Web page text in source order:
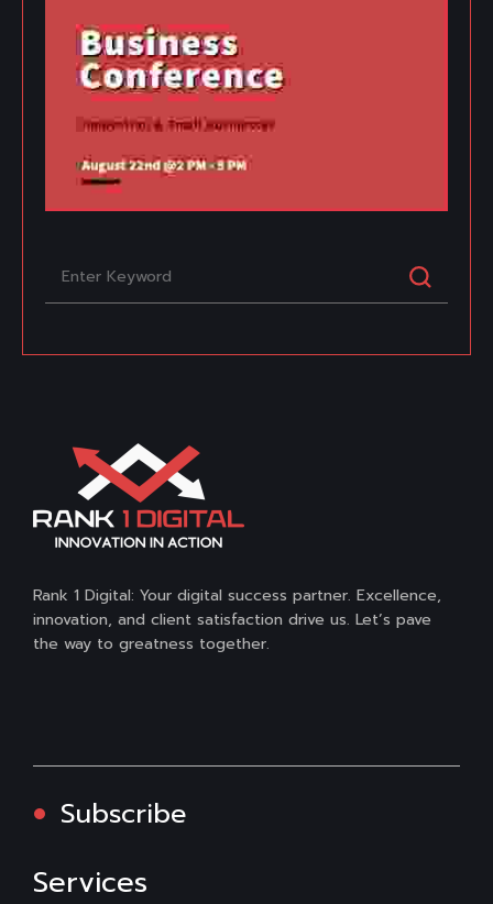
Rank 1 Digital: Your digital success partner. Excellence,
innovation, and client satisfaction drive us. Let’s pave
the way to greatness together.
Subscribe
Services